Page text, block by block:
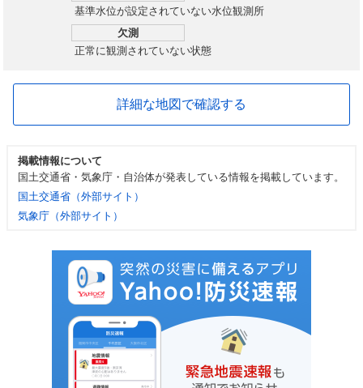
基準水位が設定されていない水位観測所
欠測
正常に観測されていない状態
詳細な地図で確認する
掲載情報について
国土交通省・気象庁・自治体が発表している情報を掲載しています。
国土交通省（外部サイト）
気象庁（外部サイト）